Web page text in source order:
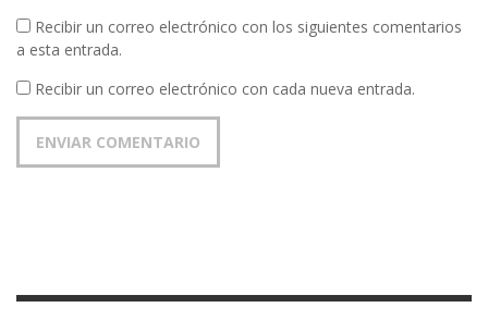
Recibir un correo electrónico con los siguientes comentarios
a esta entrada.
Recibir un correo electrónico con cada nueva entrada.